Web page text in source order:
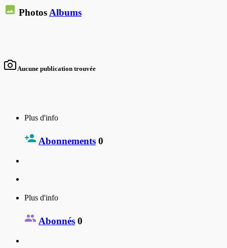
PhotosAlbums
Aucune publication trouvée
Plus d'info
Abonnements 0
Plus d'info
Abonnés 0